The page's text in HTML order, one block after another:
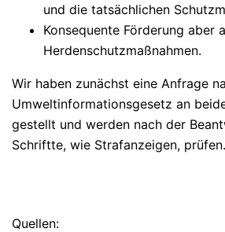
und die tatsächlichen
Konsequente Förderung aber
Herdenschutzmaßnahmen.
Wir haben zunächst eine Anfrage
Umweltinformationsgesetz an
gestellt und werden nach der
Schriftte, wie Strafanzeigen, prüfen.
Quellen: